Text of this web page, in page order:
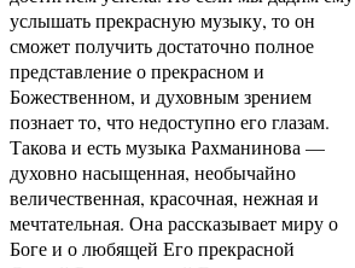
услышать прекрасную музыку, то он
сможет получить достаточно полное
представление о прекрасном и
Божественном, и духовным зрением
познает то, что недоступно его глазам.
Такова и есть музыка Рахманинова —
духовно насыщенная, необычайно
величественная, красочная, нежная и
мечтательная. Она рассказывает миру о
Боге и о любящей Его прекрасной